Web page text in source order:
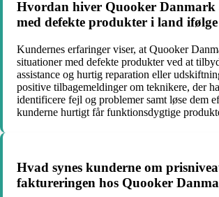
Hvordan hiver Quooker Danmark
med defekte produkter i land
Kundernes erfaringer viser, at Quooker
situationer med defekte produkter ved at
assistance og hurtig reparation eller
positive tilbagemeldinger om teknikere, der
identificere fejl og problemer samt løse dem
kunderne hurtigt får funktionsdygtige
Hvad synes kunderne om
faktureringen hos Quooker